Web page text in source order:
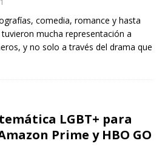
comedia, romance y hasta
mucha representación a
y no solo a través del drama que
LGBT+ para
Prime y HBO GO